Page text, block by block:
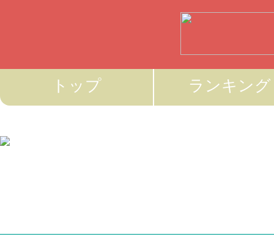
トップ ランキング